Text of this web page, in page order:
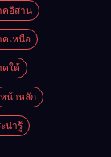
คอิสาน
เหนือ
คใต้
หน้าหลัก
น่ารู้